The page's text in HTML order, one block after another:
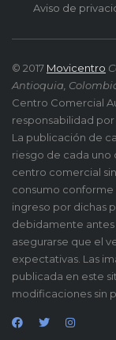
Aviso de
© 2017 Movicentro
Antioquia,
Centro Comercial
responsabilidad
La publicación de
riesgo de cada uno
centro comercial
consumo conforme
ingreso por dichas
debidamente
asegurarse que el
expectativas. Las
publicada en este
modificaciones sin